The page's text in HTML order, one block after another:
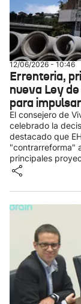
12/06/2026 - 10:46
Errenteria,
nueva Ley
para
El consejero de
celebrado la
destacado que
"contrarreforma"
principales